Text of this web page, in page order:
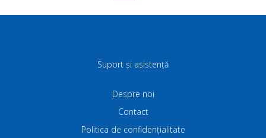
Suport și asistență
Despre noi
Contact
Politica de confidenţialitate